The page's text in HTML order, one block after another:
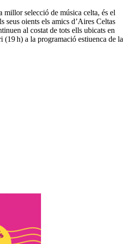
millor selecció de música celta, és el
seus oients els amics d’Aires Celtas
al costat de tots ells ubicats en
h) a la programació estiuenca de la